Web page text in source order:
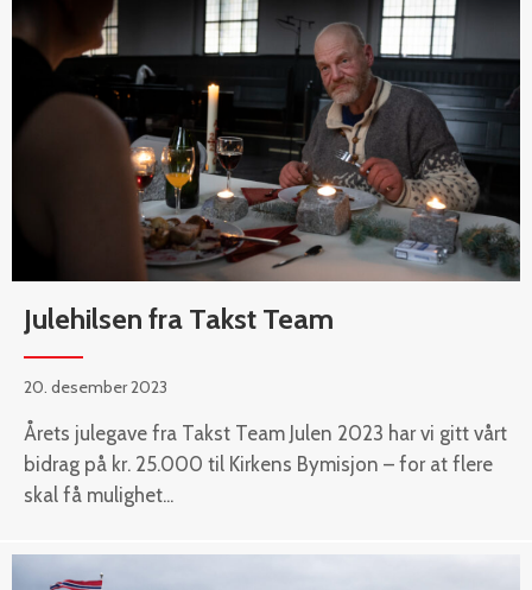
Julehilsen fra Takst Team
20. desember 2023
Årets julegave fra Takst Team Julen 2023 har vi gitt vårt
bidrag på kr. 25.000 til Kirkens Bymisjon – for at flere
skal få mulighet...